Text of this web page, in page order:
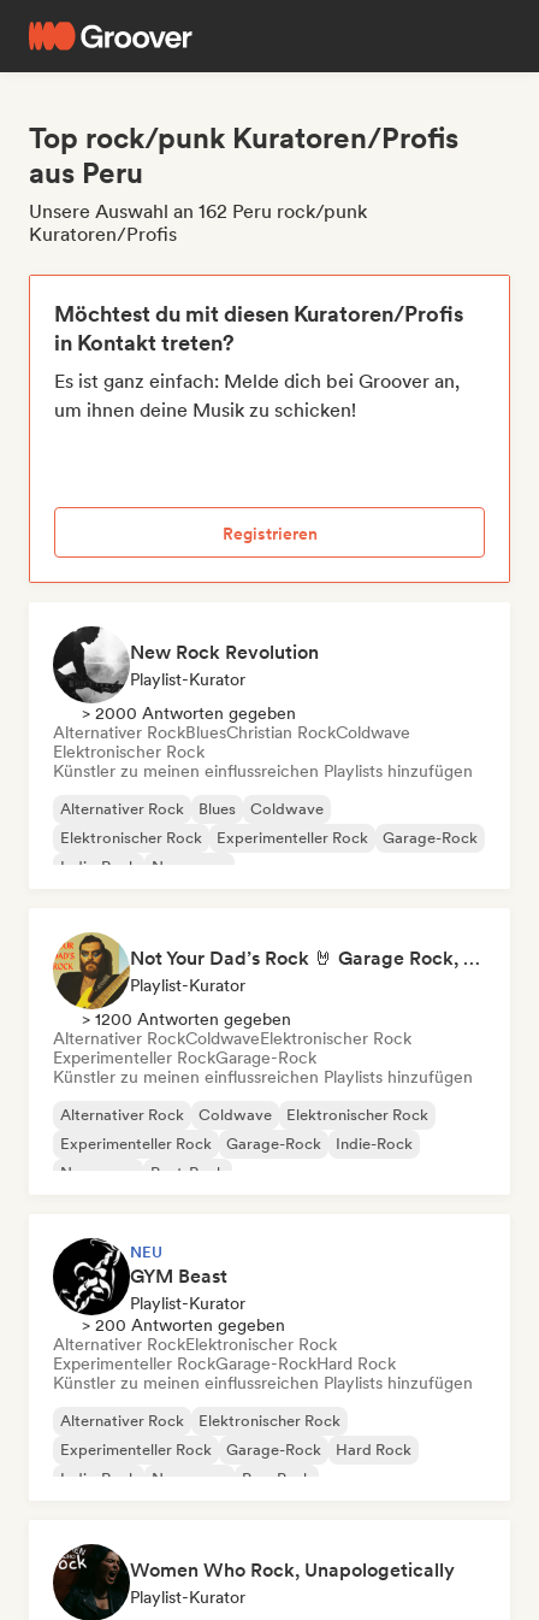
Top rock/punk Kuratoren/Profis
aus Peru
Unsere Auswahl an 162 Peru rock/punk
Kuratoren/Profis
Möchtest du mit diesen Kuratoren/Profis
in Kontakt treten?
Es ist ganz einfach: Melde dich bei Groover an,
um ihnen deine Musik zu schicken!
Registrieren
New Rock Revolution
Playlist-Kurator
> 2000 Antworten gegeben
Alternativer RockBluesChristian RockColdwave
Elektronischer Rock
Künstler zu meinen einflussreichen Playlists hinzufügen
Alternativer Rock Blues
Coldwave
Elektronischer Rock
Experimenteller Rock
Garage-Rock
Indie-Rock
New wave
Not Your Dad’s Rock 🤘 Garage Rock, Alt-Rock & Indie Anthems
Playlist-Kurator
> 1200 Antworten gegeben
Alternativer RockColdwaveElektronischer Rock
Experimenteller RockGarage-Rock
Künstler zu meinen einflussreichen Playlists hinzufügen
Alternativer Rock Coldwave
Elektronischer Rock
Experimenteller Rock
Garage-Rock
Indie-Rock
New wave
Post-Rock
NEU
GYM Beast
Playlist-Kurator
> 200 Antworten gegeben
Alternativer RockElektronischer Rock
Experimenteller RockGarage-RockHard Rock
Künstler zu meinen einflussreichen Playlists hinzufügen
Alternativer Rock
Elektronischer Rock
Experimenteller Rock
Garage-Rock
Hard Rock
Indie-Rock
New wave Pop-Punk
Women Who Rock, Unapologetically
Playlist-Kurator